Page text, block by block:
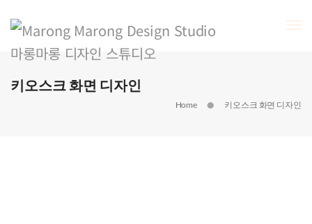
키오스크 화면 디자인
Home 키오스크 화면 디자인